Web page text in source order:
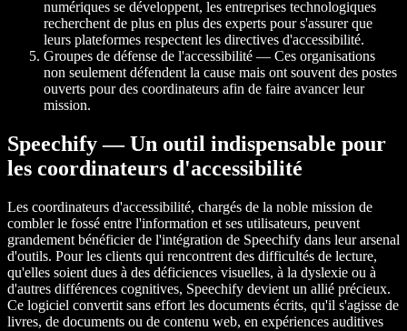
numériques se développent, les entreprises technologiques
recherchent de plus en plus des experts pour s'assurer que
leurs plateformes respectent les directives d'accessibilité.
Groupes de défense de l'accessibilité — Ces organisations
non seulement défendent la cause mais ont souvent des postes
ouverts pour des coordinateurs afin de faire avancer leur
mission.
Speechify — Un outil indispensable pour
les coordinateurs d'accessibilité
Les coordinateurs d'accessibilité, chargés de la noble mission de
combler le fossé entre l'information et ses utilisateurs, peuvent
grandement bénéficier de l'intégration de Speechify dans leur arsenal
d'outils. Pour les clients qui rencontrent des difficultés de lecture,
qu'elles soient dues à des déficiences visuelles, à la dyslexie ou à
d'autres différences cognitives, Speechify devient un allié précieux.
Ce logiciel convertit sans effort les documents écrits, qu'il s'agisse de
livres, de documents ou de contenu web, en expériences auditives